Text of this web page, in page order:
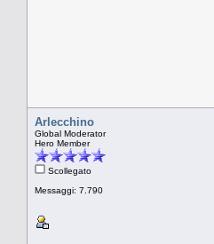
Arlecchino
Global Moderator
Hero Member
Scollegato
Messaggi: 7.790